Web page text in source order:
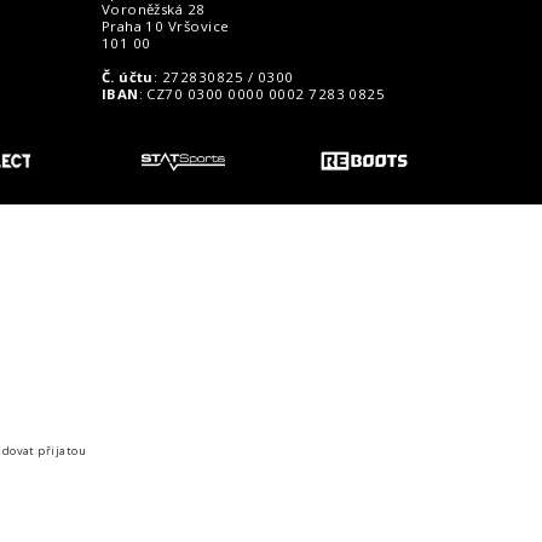
Voroněžská 28
Praha 10 Vršovice
101 00
Č. účtu : 272830825 / 0300
IBAN : CZ70 0300 0000 0002 7283 0825
přijatou